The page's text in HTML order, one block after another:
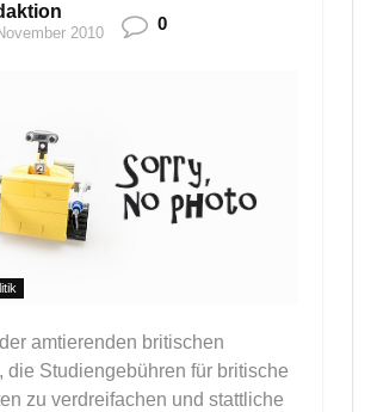
2010 0
amtierenden britischen
die Studiengebühren für britische
zu verdreifachen und stattliche